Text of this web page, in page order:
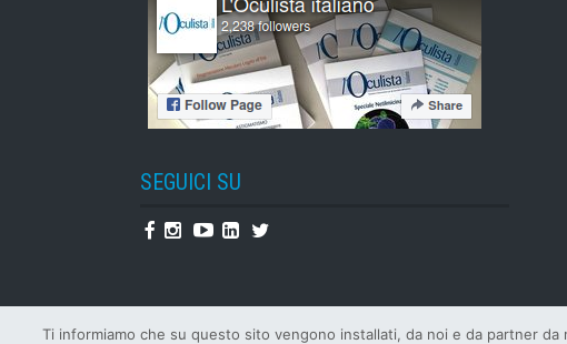
SEGUICI SU
Facebook
Instagram
YoutubeLinkedin
Twitter
Ti informiamo che su questo sito vengono installati, da noi e da partner